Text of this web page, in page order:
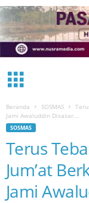
Beranda SOSMAS
Jami Awaluddin Disasar...
SOSMAS
Terus
Jum’at
Jami